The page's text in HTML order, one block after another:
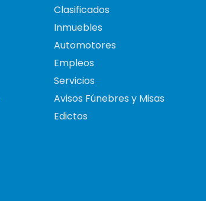
Clasificados
Inmuebles
Automotores
Empleos
Servicios
Avisos Fúnebres y Misas
Edictos